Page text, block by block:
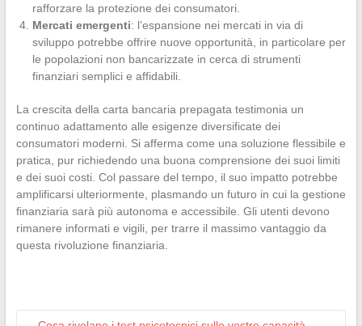
rafforzare la protezione dei consumatori.
Mercati emergenti: l’espansione nei mercati in via di
sviluppo potrebbe offrire nuove opportunità, in particolare per
le popolazioni non bancarizzate in cerca di strumenti
finanziari semplici e affidabili.
La crescita della carta bancaria prepagata testimonia un
continuo adattamento alle esigenze diversificate dei
consumatori moderni. Si afferma come una soluzione flessibile e
pratica, pur richiedendo una buona comprensione dei suoi limiti
e dei suoi costi. Col passare del tempo, il suo impatto potrebbe
amplificarsi ulteriormente, plasmando un futuro in cui la gestione
finanziaria sarà più autonoma e accessibile. Gli utenti devono
rimanere informati e vigili, per trarre il massimo vantaggio da
questa rivoluzione finanziaria.